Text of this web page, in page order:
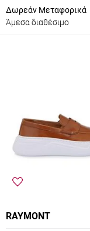
Δωρεάν Μεταφορικά
Άμεσα διαθέσιμο
RAYMONT